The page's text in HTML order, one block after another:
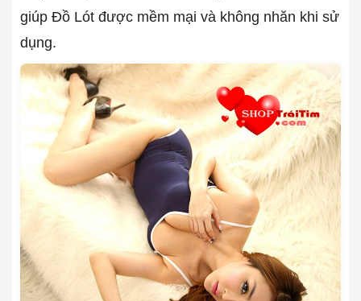
giúp Đồ Lót được mềm mại và không nhăn khi sử
dụng.